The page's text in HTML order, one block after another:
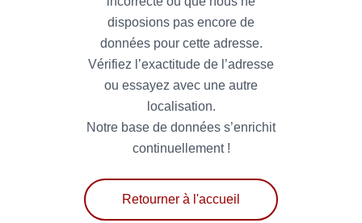
disposions pas encore de
données pour cette adresse.
Vérifiez l’exactitude de l’adresse
ou essayez avec une autre
localisation.
Notre base de données s’enrichit
continuellement !
Retourner à l'accueil